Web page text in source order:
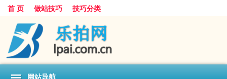
首 页 做站技巧 技巧分类
网站导航